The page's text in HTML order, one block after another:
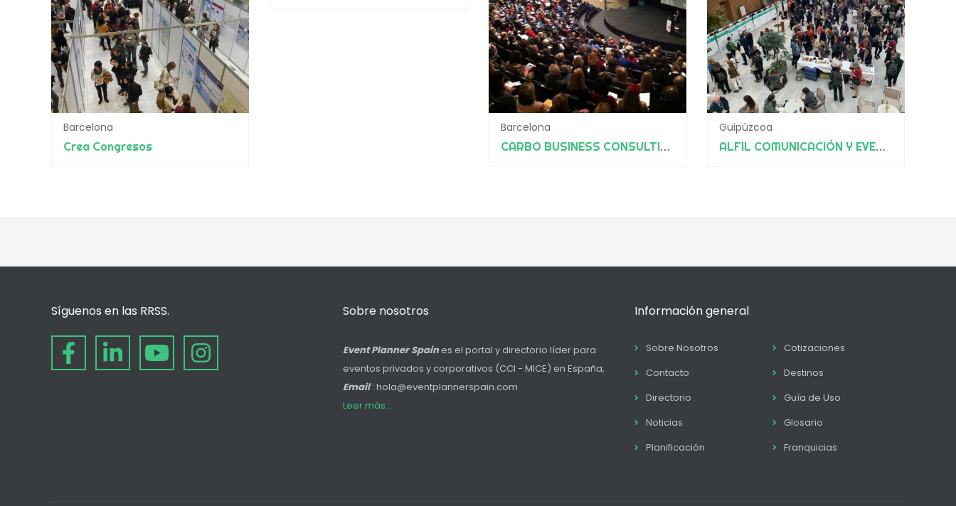
Barcelona
Crea Congresos
Barcelona
CARBO BUSINESS CONSULTING
Guipúzcoa
ALFIL COMUNICACIÓN Y EVENTOS
Síguenos en las RRSS. Sobre nosotros
Event Planner Spaines el portal y directorio líder para
eventos privados y corporativos (CCI - MICE) en España,
Email: hola@eventplannerspain.com
Leer más...
Información general
Sobre Nosotros
Cotizaciones
Contacto
Destinos
Directorio
Guía de Uso
Noticias
Glosario
Planificación
Franquicias